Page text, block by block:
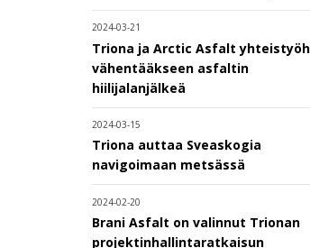
2024-03-21
Triona ja Arctic Asfalt
vähentääkseen asfaltin
hiilijalanjälkeä
2024-03-15
Triona auttaa Sveaskogia
navigoimaan metsässä
2024-02-20
Brani Asfalt on valinnut Trionan
projektinhallintaratkaisun